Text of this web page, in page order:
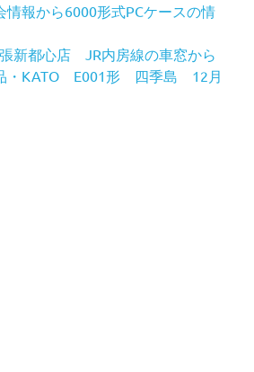
情報から6000形式PCケースの情
新都心店 JR内房線の車窓から
・KATO E001形 四季島 12月